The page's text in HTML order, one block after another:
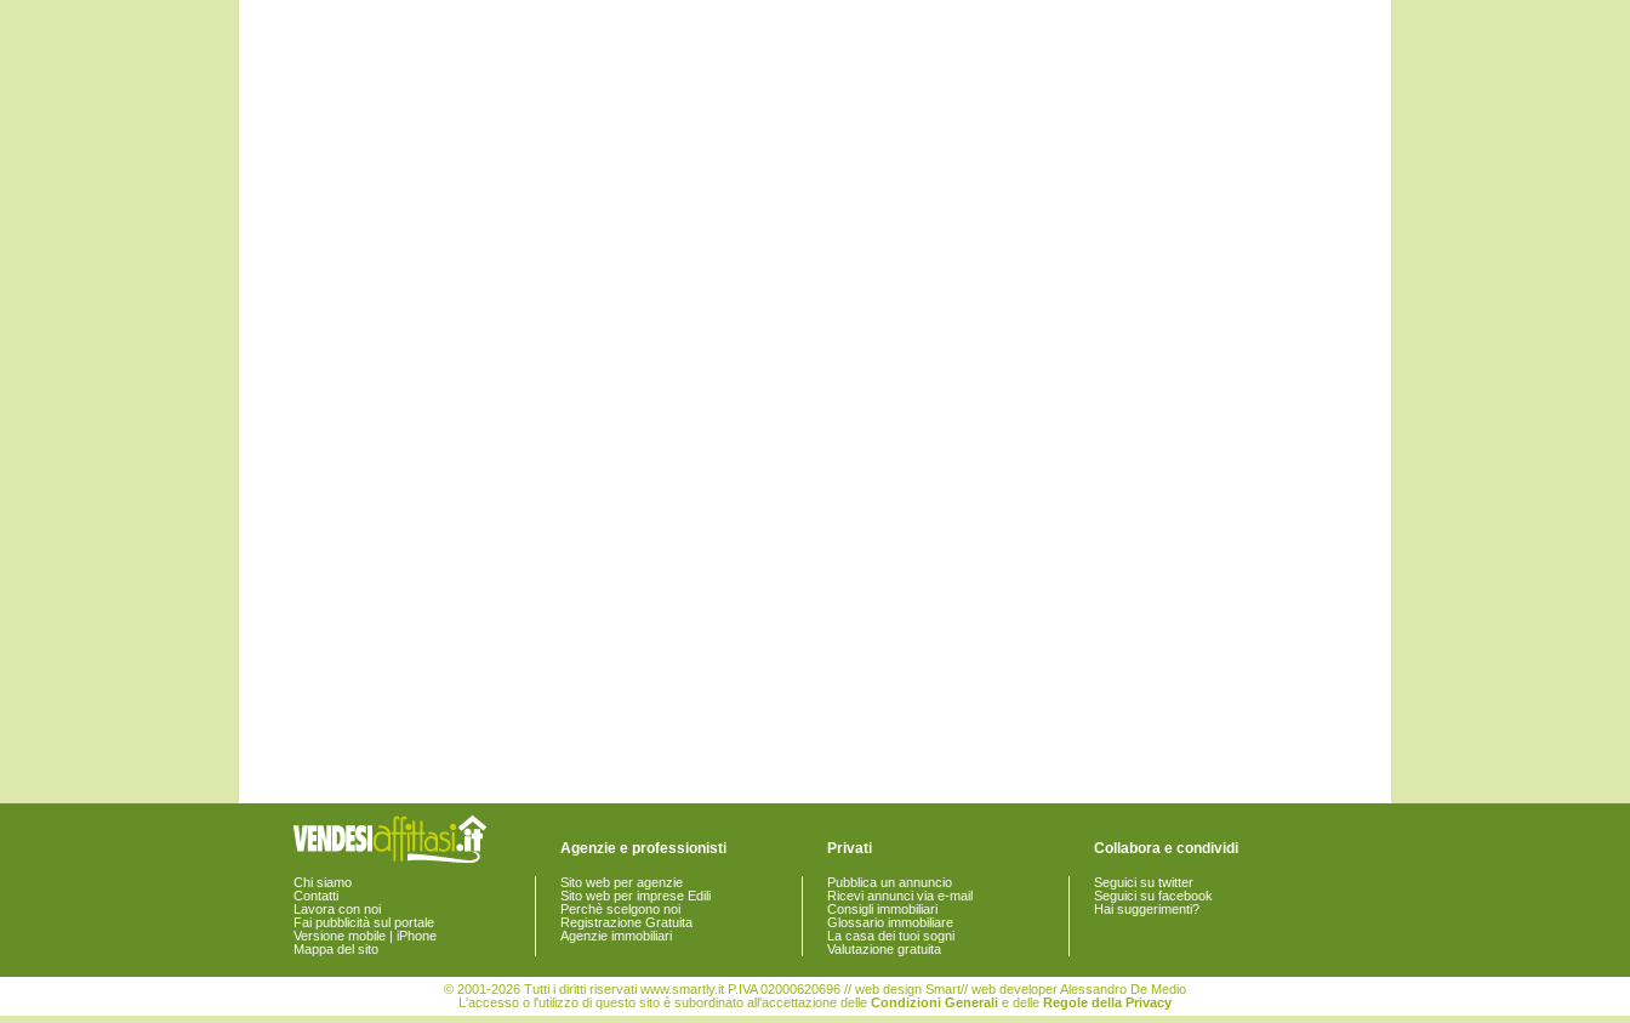
Chi siamo
Contatti
Lavora con noi
Fai pubblicità sul portale
Versione mobile | iPhone
Mappa del sito
Agenzie e professionisti
Sito web per agenzie
Sito web per imprese Edili
Perchè scelgono noi
Registrazione Gratuita
Agenzie immobiliari
Privati
Pubblica un annuncio
Ricevi annunci via e-mail
Consigli immobiliari
Glossario immobiliare
La casa dei tuoi sogni
Valutazione gratuita
Collabora e condividi
Seguici su twitter
Seguici su facebook
Hai suggerimenti?
© 2001-2026 Tutti i diritti riservati www.smartly.it P.IVA 02000620696 // web design Smart// web developer Alessandro De Medio
L'accesso o l'utilizzo di questo sito è subordinato all'accettazione delle Condizioni Generali e delle Regole della Privacy